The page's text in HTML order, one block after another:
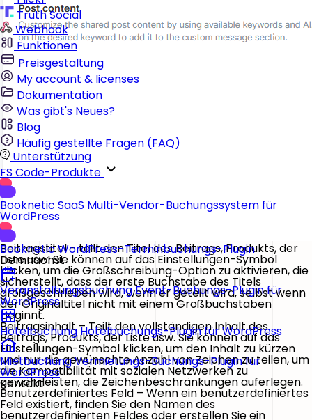
Truth Social
Webhook
Funktionen
Preisgestaltung
My account & licenses
Dokumentation
Was gibt's Neues?
Blog
Häufig gestellte Fragen (FAQ)
Unterstützung
FS Code-Produkte
Booknetic SaaS Multi-Vendor-Buchungssystem für
WordPress
BookneticWordPress-Terminbuchungs-Plugin
Demnächst
VeranstaltungsbuchungEvent-Buchungs-Plugin für
WordPress
HotelbuchungHotelbuchungs-Plugin für WordPress
MietbuchungVermietungs-Buchungs-Plugin für
WordPress
Kontakt
Beitragstitel- teilt den Titel des Beitrags, Produkts, der
Liste usw. Sie können auf dasEinstellungen-Symbol
klicken, um dieGroßschreibung-Option zu aktivieren, die
sicherstellt, dass der erste Buchstabe des Titels
großgeschrieben wird, wenn er geteilt wird, selbst wenn
der Originaltitel nicht mit einem Großbuchstaben
beginnt.
Beitragsinhalt– Teilt den vollständigen Inhalt des
Beitrags, Produkts, der Liste usw. Sie können auf das
Einstellungen-Symbol klicken, um den Inhalt zu kürzen
und nur die gewünschte Anzahl von Zeichen zu teilen, um
die Kompatibilität mit sozialen Netzwerken zu
gewährleisten, die Zeichenbeschränkungen auferlegen.
Benutzerdefiniertes Feld – Wenn ein benutzerdefiniertes
Feld existiert, finden Sie den Namen des
benutzerdefinierten Feldes oder erstellen Sie ein